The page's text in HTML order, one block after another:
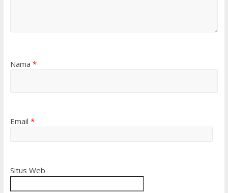
Nama *
Email *
Situs Web